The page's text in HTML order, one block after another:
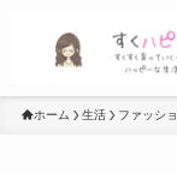
ホーム 生活 ファッシ